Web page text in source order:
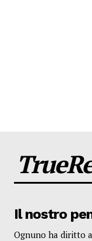
Il nostro
Ognuno ha diritto